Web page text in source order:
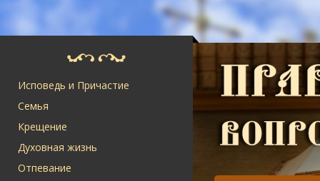
Исповедь и Причастие
Семья
Крещение
Духовная жизнь
Отпевание